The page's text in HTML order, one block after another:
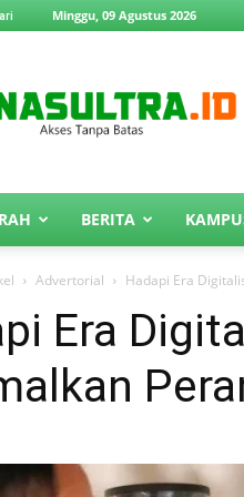
Minggu, 09 Agustus 2026
BERITA
Advertorial Hadapi Era
Era